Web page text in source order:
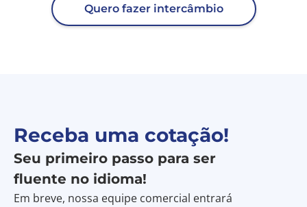
Quero fazer intercâmbio
Receba uma cotação!
Seu primeiro passo para ser
fluente no idioma!
Em breve, nossa equipe comercial entrará